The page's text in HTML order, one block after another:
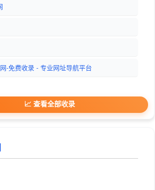
-免费收录 - 专业网址导航平台
📈 查看全部收录